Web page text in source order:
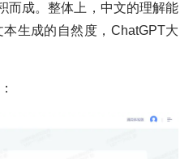
而成。整体上，中文的理解能
生成的自然度，ChatGPT大